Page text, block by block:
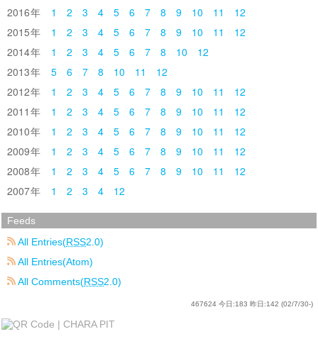
2016
1 2 3 4 5 6 7 8 9 10 11
12
2015
1 2 3 4 5 6 7 8 9 10 11
12
2014
1 2 3 4 5 6 7 8 10
12
2013
5 6 7 8 10 11
12
2012
1 2 3 4 5 6 7 8 9 10 11
12
2011
1 2 3 4 5 6 7 8 9 10 11
12
2010
1 2 3 4 5 6 7 8 9 10 11
12
2009
1 2 3 4 5 6 7 8 9 10 11
12
2008
1 2 3 4 5 6 7 8 9 10 11
12
2007
1 2 3 4 12
Feeds
All Entries(RSS2.0)
All Entries(Atom)
All Comments(RSS2.0)
467624 今日:183 昨日:142 (02/7/30-)